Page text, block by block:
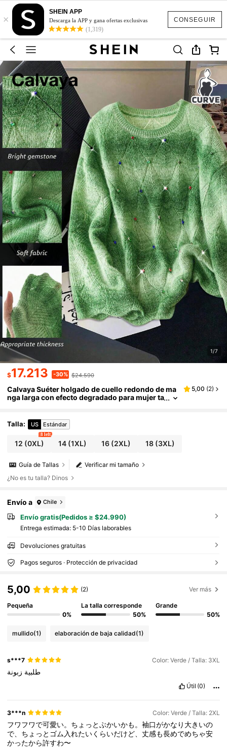
CONSEGUIR
×
SHEIN APP
Descarga la APP y gana ofertas exclusivas
(1,319)
1/7
$17.213 -30% $24.590
Calvaya Suéter holgado de cuello redondo de ma
nga larga con efecto degradado para mujer ta
5,00 (2)
Talla: US Estándar
12 (0XL)
8 left
14 (1XL) 16(2XL) 18(3XL)
Verificar mi tamaño
Guía de Tallas
¿No es tu talla? Dinos
Envío a Chile
Envío gratis(Pedidos ≥ $24.990)
Entrega estimada: 5-10 Días laborables
Devoluciones gratuitas
Pagos seguros · Protección de privacidad
5,00 (2) Ver más
Pequeña
0%
La talla corresponde
50%
Grande
50%
mullido(1) elaboración de baja calidad(1)
s***7 Color: Verde / Talla: 3XL
طلبية زبونة
Útil (0)
3***n Color: Verde / Talla: 2XL
フワフワで可愛い。ちょっとぶかいかも。袖口がかなり大きいの
で、ちょっとゴム入れたいくらいだけど、丈感も長めでめちゃ安
かったから許すわ〜